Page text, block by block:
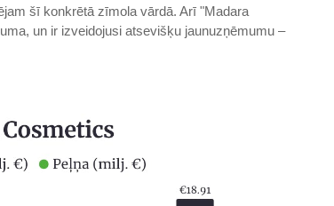
šī konkrētā zīmola vārdā. Arī "Madara
un ir izveidojusi atsevišķu jaunuzņēmumu –